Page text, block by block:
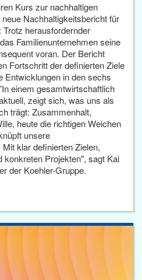
Kurs zur nachhaltigen
Nachhaltigkeitsbericht für
herausfordernder
Familienunternehmen seine
voran. Der Bericht
Fortschritt der definierten Ziele
Entwicklungen in den sechs
einem gesamtwirtschaftlich
zeigt sich, was uns als
trägt: Zusammenhalt,
heute die richtigen Weichen
unsere
klar definierten Zielen,
konkreten Projekten", sagt Kai
der Koehler-Gruppe.